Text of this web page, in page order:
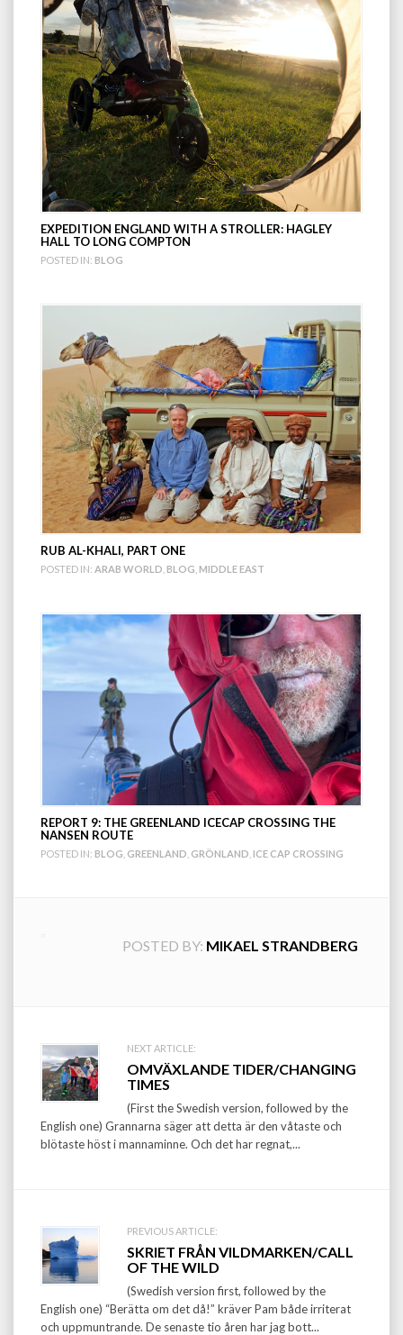
EXPEDITION ENGLAND WITH A STROLLER: HAGLEY
HALL TO LONG COMPTON
POSTED IN: BLOG
RUB AL-KHALI, PART ONE
POSTED IN: ARAB WORLD BLOG MIDDLE EAST
REPORT 9: THE GREENLAND ICECAP CROSSING THE
NANSEN ROUTE
POSTED IN: BLOG GREENLAND GRÖNLAND ICE CAP CROSSING
POSTED BY: MIKAEL STRANDBERG
Post
navigation
NEXT ARTICLE:
OMVÄXLANDE TIDER/CHANGING
TIMES
(First the Swedish version, followed by the
English one) Grannarna säger att detta är den våtaste och
blötaste höst i mannaminne. Och det har regnat,...
PREVIOUS ARTICLE:
SKRIET FRÅN VILDMARKEN/CALL
OF THE WILD
(Swedish version first, followed by the
English one) “Berätta om det då!” kräver Pam både irriterat
och uppmuntrande. De senaste tio åren har jag bott...